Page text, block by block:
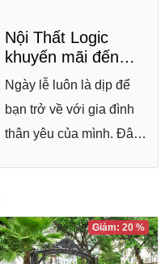
Nội Thất Logic
khuyến mãi đến
50% mừng 50 năm
thống nhất đất
nước
Ngày lễ luôn là dịp để
bạn trở về với gia đình
thân yêu của mình. Đây
mình. Hãy để Nội Thất
Logic - đơn vị chuyên
Giảm: 20 %